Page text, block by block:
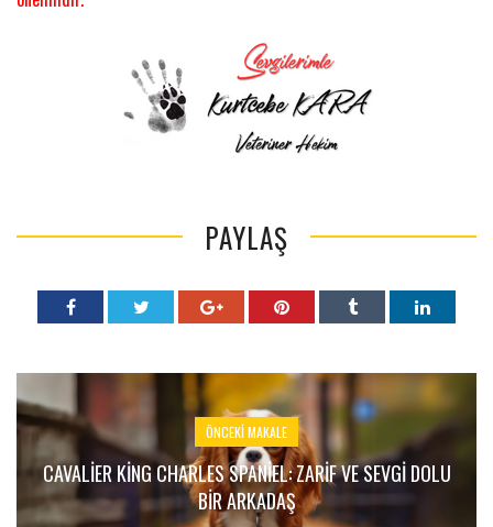
PAYLAŞ
ÖNCEKI MAKALE
CAVALIER KING CHARLES SPANIEL: ZARIF VE SEVGI DOLU
BIR ARKADAŞ